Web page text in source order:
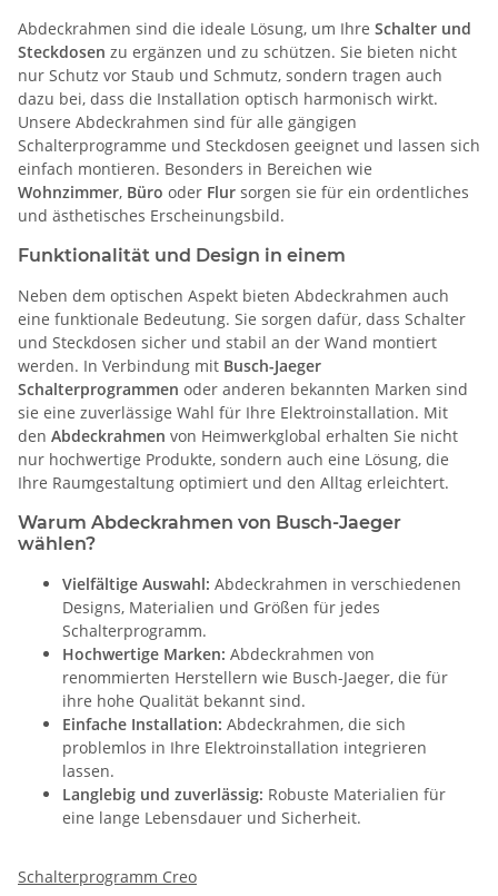
Abdeckrahmen sind die ideale Lösung, um Ihre Schalter und
Steckdosen zu ergänzen und zu schützen. Sie bieten nicht
nur Schutz vor Staub und Schmutz, sondern tragen auch
dazu bei, dass die Installation optisch harmonisch wirkt.
Unsere Abdeckrahmen sind für alle gängigen
Schalterprogramme und Steckdosen geeignet und lassen sich
einfach montieren. Besonders in Bereichen wie
Wohnzimmer, Büro oder Flur sorgen sie für ein ordentliches
und ästhetisches Erscheinungsbild.
Funktionalität und Design in einem
Neben dem optischen Aspekt bieten Abdeckrahmen auch
eine funktionale Bedeutung. Sie sorgen dafür, dass Schalter
und Steckdosen sicher und stabil an der Wand montiert
werden. In Verbindung mit Busch-Jaeger
Schalterprogrammen oder anderen bekannten Marken sind
sie eine zuverlässige Wahl für Ihre Elektroinstallation. Mit
den Abdeckrahmen von Heimwerkglobal erhalten Sie nicht
nur hochwertige Produkte, sondern auch eine Lösung, die
Ihre Raumgestaltung optimiert und den Alltag erleichtert.
Warum Abdeckrahmen von Busch-Jaeger
wählen?
Vielfältige Auswahl: Abdeckrahmen in verschiedenen
Designs, Materialien und Größen für jedes
Schalterprogramm.
Hochwertige Marken: Abdeckrahmen von
renommierten Herstellern wie Busch-Jaeger, die für
ihre hohe Qualität bekannt sind.
Einfache Installation: Abdeckrahmen, die sich
problemlos in Ihre Elektroinstallation integrieren
lassen.
Langlebig und zuverlässig: Robuste Materialien für
eine lange Lebensdauer und Sicherheit.
Schalterprogramm Creo